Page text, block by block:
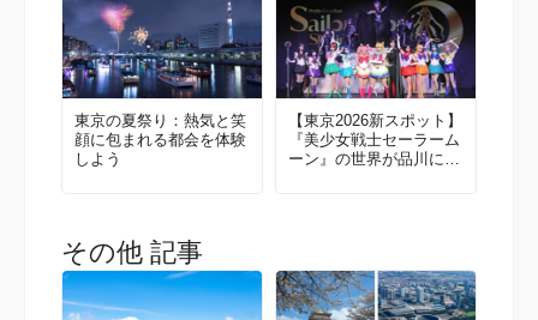
東京の夏祭り：熱気と笑
顔に包まれる都会を体験
しよう
【東京2026新スポット】
『美少女戦士セーラーム
ーン』の世界が品川に誕
その他 記事